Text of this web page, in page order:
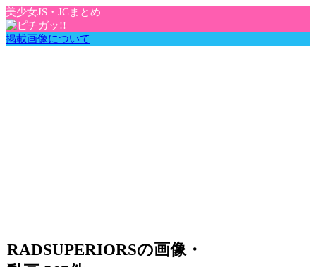
美少女JS・JCまとめ
掲載画像について
RADSUPERIORSの画像・